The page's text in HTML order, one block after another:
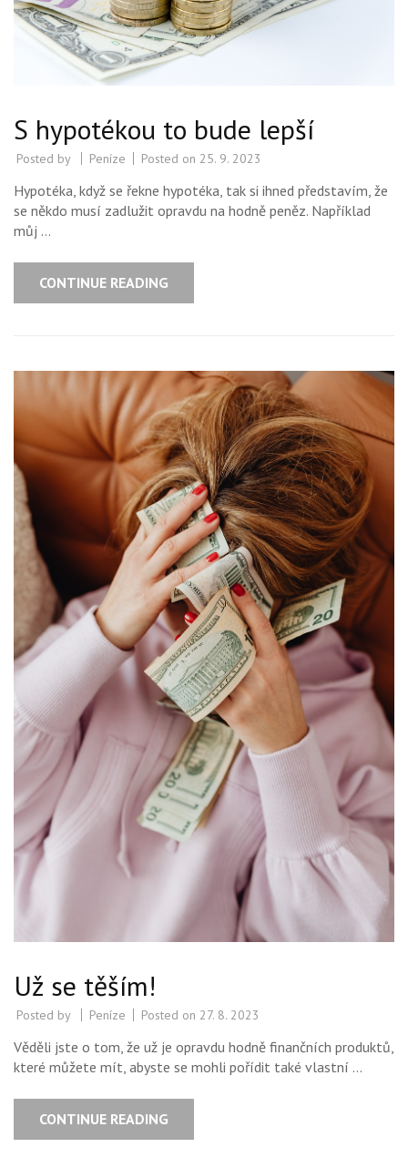
S hypotékou to bude lepší
Posted by Peníze Posted on 25. 9. 2023
Hypotéka, když se řekne hypotéka, tak si ihned představím, že
se někdo musí zadlužit opravdu na hodně peněz. Například
můj …
CONTINUE READING
Už se těším!
Posted by Peníze Posted on 27. 8. 2023
Věděli jste o tom, že už je opravdu hodně finančních produktů,
které můžete mít, abyste se mohli pořídit také vlastní …
CONTINUE READING